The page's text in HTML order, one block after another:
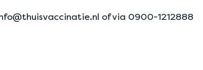
of via 0900-1212888